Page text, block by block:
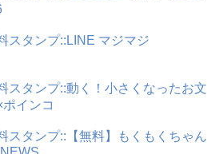
スタンプ::LINE マジマジ
スタンプ::動く！小さくなったお文
インコ
スタンプ::【無料】もくもくちゃん